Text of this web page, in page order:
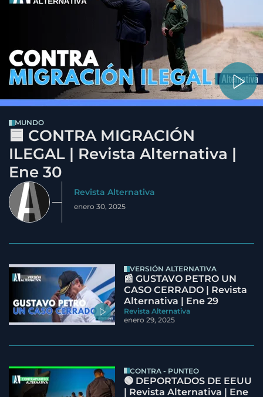
MUNDO
🟦 CONTRA MIGRACIÓN
ILEGAL | Revista Alternativa |
Ene 30
Revista Alternativa
enero 30, 2025
VERSIÓN ALTERNATIVA
📰 GUSTAVO PETRO UN
CASO CERRADO | Revista
Alternativa | Ene 29
Revista Alternativa
enero 29, 2025
CONTRA - PUNTEO
🟢 DEPORTADOS DE EEUU
| Revista Alternativa | Ene